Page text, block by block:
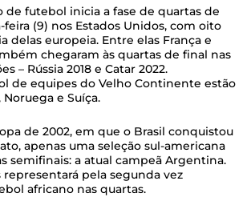
de futebol inicia a fase de quartas de
(9) nos Estados Unidos, com oito
delas europeia. Entre elas França e
chegaram às quartas de final nas
– Rússia 2018 e Catar 2022.
de equipes do Velho Continente estão
e Suíça.
de 2002, em que o Brasil conquistou
apenas uma seleção sul-americana
semifinais: a atual campeã Argentina.
representará pela segunda vez
africano nas quartas.